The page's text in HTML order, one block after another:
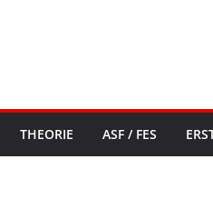
THEORIE ASF / FES